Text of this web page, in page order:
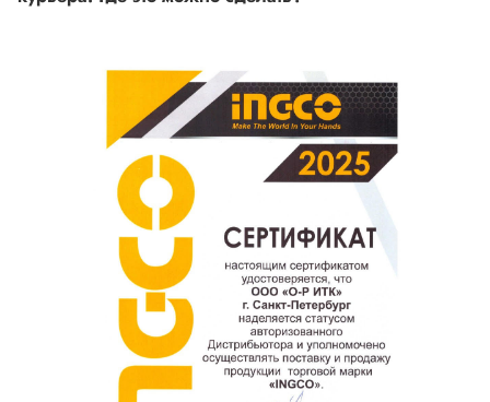
+7 (812) 565-32-05;
Ваш отзыв о товаре, магазине или работе продавца
поможет нам улучшать сервис и будет полезен другим
Оставить отзыв о покупке